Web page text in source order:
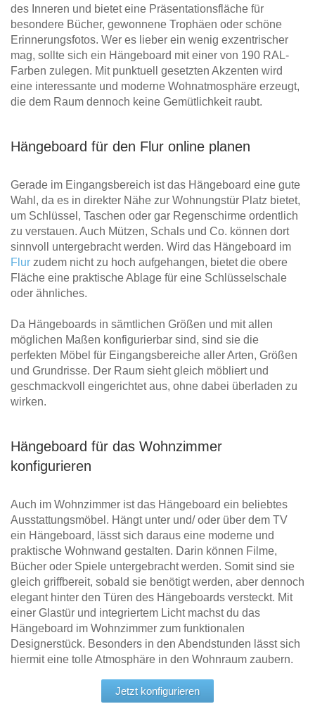
des Inneren und bietet eine Präsentationsfläche für
besondere Bücher, gewonnene Trophäen oder schöne
Erinnerungsfotos. Wer es lieber ein wenig exzentrischer
mag, sollte sich ein Hängeboard mit einer von 190 RAL-
Farben zulegen. Mit punktuell gesetzten Akzenten wird
eine interessante und moderne Wohnatmosphäre erzeugt,
die dem Raum dennoch keine Gemütlichkeit raubt.
Hängeboard für den Flur online planen
Gerade im Eingangsbereich ist das Hängeboard eine gute
Wahl, da es in direkter Nähe zur Wohnungstür Platz bietet,
um Schlüssel, Taschen oder gar Regenschirme ordentlich
zu verstauen. Auch Mützen, Schals und Co. können dort
sinnvoll untergebracht werden. Wird das Hängeboard im
Flur zudem nicht zu hoch aufgehangen, bietet die obere
Fläche eine praktische Ablage für eine Schlüsselschale
oder ähnliches.
Da Hängeboards in sämtlichen Größen und mit allen
möglichen Maßen konfigurierbar sind, sind sie die
perfekten Möbel für Eingangsbereiche aller Arten, Größen
und Grundrisse. Der Raum sieht gleich möbliert und
geschmackvoll eingerichtet aus, ohne dabei überladen zu
wirken.
Hängeboard für das Wohnzimmer
konfigurieren
Auch im Wohnzimmer ist das Hängeboard ein beliebtes
Ausstattungsmöbel. Hängt unter und/ oder über dem TV
ein Hängeboard, lässt sich daraus eine moderne und
praktische Wohnwand gestalten. Darin können Filme,
Bücher oder Spiele untergebracht werden. Somit sind sie
gleich griffbereit, sobald sie benötigt werden, aber dennoch
elegant hinter den Türen des Hängeboards versteckt. Mit
einer Glastür und integriertem Licht machst du das
Hängeboard im Wohnzimmer zum funktionalen
Designerstück. Besonders in den Abendstunden lässt sich
hiermit eine tolle Atmosphäre in den Wohnraum zaubern.
Jetzt konfigurieren